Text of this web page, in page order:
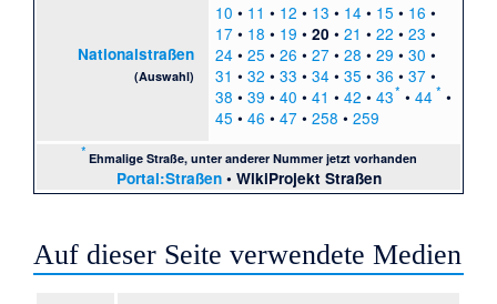
Nationalstraßen
(Auswahl)
10 • 11 • 12 • 13 • 14• 15 • 16 •
17• 18 • 19 • 20 • 21 • 22 • 23 •
24• 25 • 26 • 27• 28 • 29 • 30 •
31 • 32 • 33 • 34• 35 • 36 • 37•
38 • 39 • 40 • 41 • 42 • 43* •44* •
45 • 46 • 47• 258 • 259
* Ehmalige Straße, unter anderer Nummer jetzt vorhanden
Portal:Straßen• WikiProjekt Straßen
Auf dieser Seite verwendete Medien